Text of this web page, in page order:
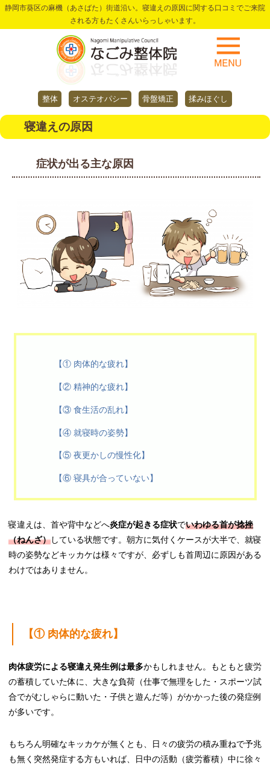
静岡市葵区の麻機（あさばた）街道沿い。寝違えの原因に関する口コミでご来院
される方もたくさんいらっしゃいます。
整体 オステオパシー 骨盤矯正 揉みほぐし
寝違えの原因
症状が出る主な原因
【① 肉体的な疲れ】
【② 精神的な疲れ】
【③ 食生活の乱れ】
【④ 就寝時の姿勢】
【⑤ 夜更かしの慢性化】
【⑥ 寝具が合っていない】
寝違えは、首や背中などへ炎症が起きる症状でいわゆる首が捻挫
（ねんざ）している状態です。朝方に気付くケースが大半で、就寝
時の姿勢などキッカケは様々ですが、必ずしも首周辺に原因がある
わけではありません。
【① 肉体的な疲れ】
肉体疲労による寝違え発生例は最多かもしれません。もともと疲労
の蓄積していた体に、大きな負荷（仕事で無理をした・スポーツ試
合でがむしゃらに動いた・子供と遊んだ等）がかかった後の発症例
が多いです。
もちろん明確なキッカケが無くとも、日々の疲労の積み重ねで予兆
も無く突然発症する方もいれば、日中の活動（疲労蓄積）中に徐々